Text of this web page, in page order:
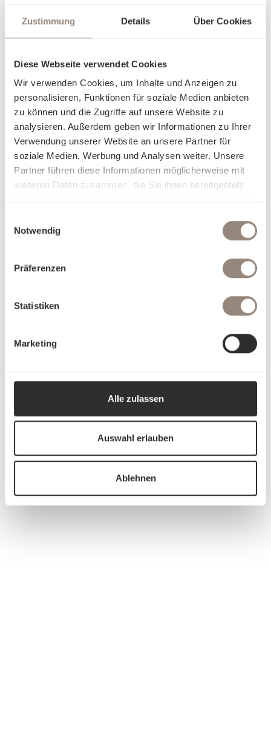
Zustimmung Details Über Cookies
Diese Webseite verwendet Cookies
Wir verwenden Cookies, um Inhalte und Anzeigen zu
personalisieren, Funktionen für soziale Medien anbieten
zu können und die Zugriffe auf unsere Website zu
analysieren. Außerdem geben wir Informationen zu Ihrer
Verwendung unserer Website an unsere Partner für
soziale Medien, Werbung und Analysen weiter. Unsere
Partner führen diese Informationen möglicherweise mit
weiteren Daten zusammen, die Sie ihnen bereitgestellt
Notwendig
Präferenzen
Statistiken
Marketing
Alle zulassen
Auswahl erlauben
Ablehnen
aussergewöhnliches Design und unvergleichliche
Ihren Rückzugsort in eine persönliche Wohlfühloase
verwandelt.
Erleben Sie pure Sinnlichkeit: Ob seidig glatt, sanft kühlend,
zart und luftig oder wohlig wärmend – unsere erlesenen
Stoffe passen sich Ihrem Komfort an und lassen Sie mit
jeder Berührung eine neue Facette der Behaglichkeit
entdecken. Unsere Bettwäsche ist nicht nur ein Produkt,
sondern eine Einladung, sich in Eleganz und Luxus fallen zu